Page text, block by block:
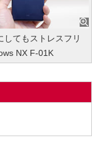
してもストレスフリ
NX F-01K